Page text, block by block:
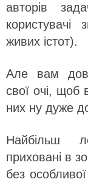
авторів
користувачі
живих істот).
Але вам
свої очі, щоб
них ну дуже
Найбільш
приховані в
без